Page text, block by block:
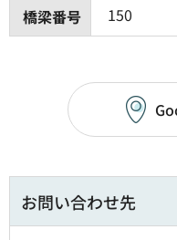
橋梁番号 150
お問い合わせ先